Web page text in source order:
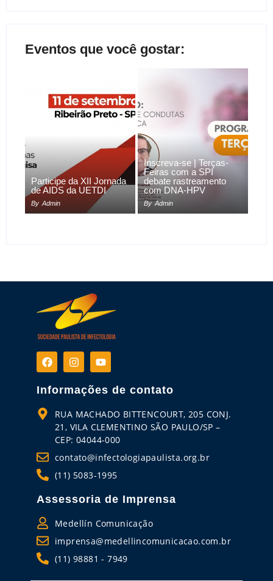
Eventos que você gostar:
Participe da XII Jornada
de AIDS da UETDI
By Admin
Inscreva-se | Terças-
Feiras com a SPI
debate rastreamento
com DNA-HPV
By Admin
Informações de contato
RUA MACHADO BITTENCOURT, 205 CONJ.
21, VILA CLEMENTINO SÃO PAULO/SP –
CEP: 04044-000
contato@infectologiapaulista.org.br
(11) 5083-1995
Assessoria de Imprensa
Medellín Comunicação
imprensa@medellincomunicacao.com.br
(11) 98881 - 7949